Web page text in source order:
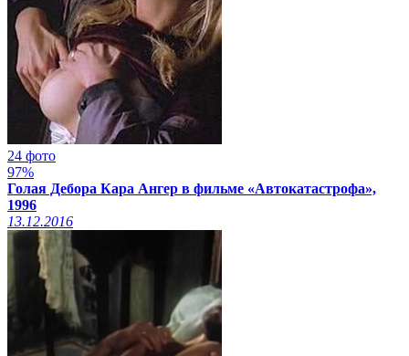
24 фото
97%
Голая Дебора Кара Ангер в фильме «Автокатастрофа»,
1996
13.12.2016